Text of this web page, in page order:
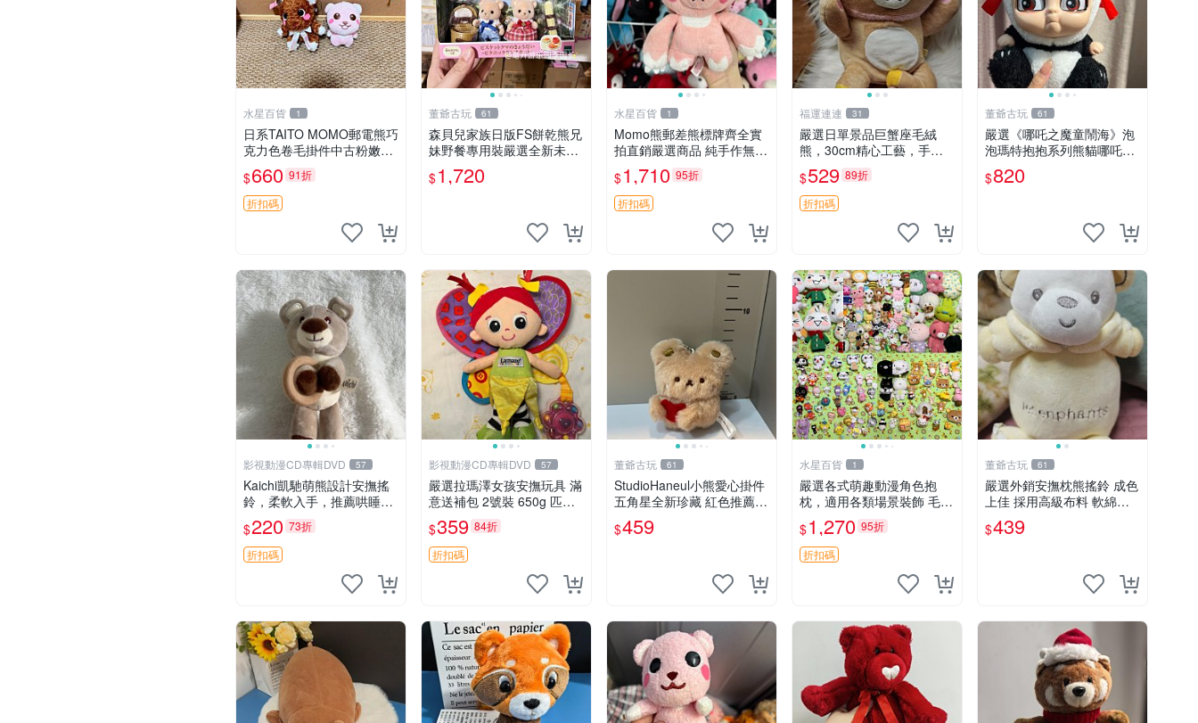
水星百貨 1
日系TAITO MOMO郵電熊巧
克力色卷毛掛件中古粉嫩玩
偶微瑕推薦 postpet momo
郵電熊 中古玩偶
$660 91折
折扣碼
董爺古玩 61
森貝兒家族日版FS餅乾熊兄
妹野餐專用裝嚴選全新未開
封，包含兩組大童款紙盒
裝，適合收藏與分享。 餅乾
$1,720
水星百貨 1
Momo熊郵差熊標牌齊全實
拍直銷嚴選商品 純手作無修
圖可收藏 郵差熊 Momo熊
標牌 商品
$1,710 95折
折扣碼
福運連連 31
嚴選日單景品巨蟹座毛絨
熊，30cm精心工藝，手感
軟糯推薦收藏送人 巨蟹座
毛絨玩具 精緻做工
$529 89折
折扣碼
董爺古玩 61
嚴選《哪吒之魔童鬧海》泡
泡瑪特抱抱系列熊貓哪吒搪
膠臉毛絨， STATE：如圖顯
示 哪吒 毛絨公仔 泡泡瑪特
$820
影視動漫CD專輯DVD 57
Kaichi凱馳萌熊設計安撫搖
鈴，柔軟入手，推薦哄睡好
選擇 熊公仔 安撫玩具 喂食
環
$220 73折
折扣碼
影視動漫CD專輯DVD 57
嚴選拉瑪澤女孩安撫玩具 滿
意送補包 2號裝 650g 匹配
嬰幼童舒壓好伴侶 女孩專用
安心選擇 安撫玩偶 衝包 玩
具
$359 84折
折扣碼
董爺古玩 61
StudioHaneul小熊愛心掛件
五角星全新珍藏 紅色推薦收
藏 玩具掛飾 掛件 新品
$459
水星百貨 1
嚴選各式萌趣動漫角色抱
枕，適用各類場景裝飾 毛絨
玩具、卡通抱枕、趣味玩偶
$1,270 95折
折扣碼
董爺古玩 61
嚴選外銷安撫枕熊搖鈴 成色
上佳 採用高級布料 軟綿適
合收藏 安心選購 安撫枕 熊
玩具 搖鈴
$439